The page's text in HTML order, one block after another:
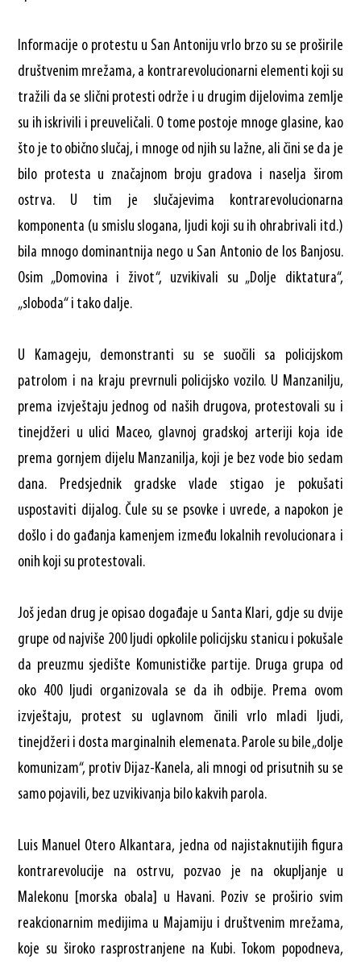
Informacije o protestu u San Antoniju vrlo brzo su se proširile
društvenim mrežama, a kontrarevolucionarni elementi koji su
tražili da se slični protesti održe i u drugim dijelovima zemlje
su ih iskrivili i preuveličali. O tome postoje mnoge glasine, kao
što je to obično slučaj, i mnoge od njih su lažne, ali čini se da je
bilo protesta u značajnom broju gradova i naselja širom
ostrva. U tim je slučajevima kontrarevolucionarna
komponenta (u smislu slogana, ljudi koji su ih ohrabrivali itd.)
bila mnogo dominantnija nego u San Antonio de los Banjosu.
Osim „Domovina i život“, uzvikivali su „Dolje diktatura“,
„sloboda“ i tako dalje.
U Kamageju, demonstranti su se suočili sa policijskom
patrolom i na kraju prevrnuli policijsko vozilo. U Manzanilju,
prema izvještaju jednog od naših drugova, protestovali su i
tinejdžeri u ulici Maceo, glavnoj gradskoj arteriji koja ide
prema gornjem dijelu Manzanilja, koji je bez vode bio sedam
dana. Predsjednik gradske vlade stigao je pokušati
uspostaviti dijalog. Čule su se psovke i uvrede, a napokon je
došlo i do gađanja kamenjem između lokalnih revolucionara i
onih koji su protestovali.
Još jedan drug je opisao događaje u Santa Klari, gdje su dvije
grupe od najviše 200 ljudi opkolile policijsku stanicu i pokušale
da preuzmu sjedište Komunističke partije. Druga grupa od
oko 400 ljudi organizovala se da ih odbije. Prema ovom
izvještaju, protest su uglavnom činili vrlo mladi ljudi,
tinejdžeri i dosta marginalnih elemenata. Parole su bile „dolje
komunizam“, protiv Dijaz-Kanela, ali mnogi od prisutnih su se
samo pojavili, bez uzvikivanja bilo kakvih parola.
Luis Manuel Otero Alkantara, jedna od najistaknutijih figura
kontrarevolucije na ostrvu, pozvao je na okupljanje u
Malekonu [morska obala] u Havani. Poziv se proširio svim
reakcionarnim medijima u Majamiju i društvenim mrežama,
koje su široko rasprostranjene na Kubi. Tokom popodneva,